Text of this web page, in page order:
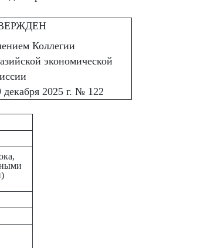
Коллегии
экономической
декабря 2025 г. № 122